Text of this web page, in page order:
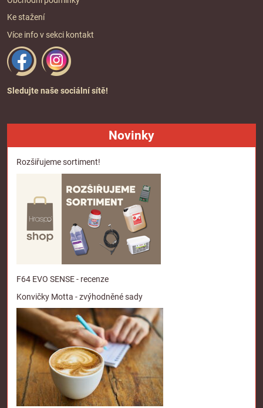
Ke stažení
Více info v sekci kontakt
Sledujte naše sociální sítě!
Novinky
Rozšiřujeme sortiment!
F64 EVO SENSE - recenze
Konvičky Motta - zvýhodněné sady